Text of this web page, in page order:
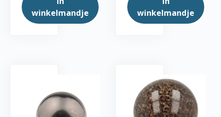
winkelmandje
winkelmandje